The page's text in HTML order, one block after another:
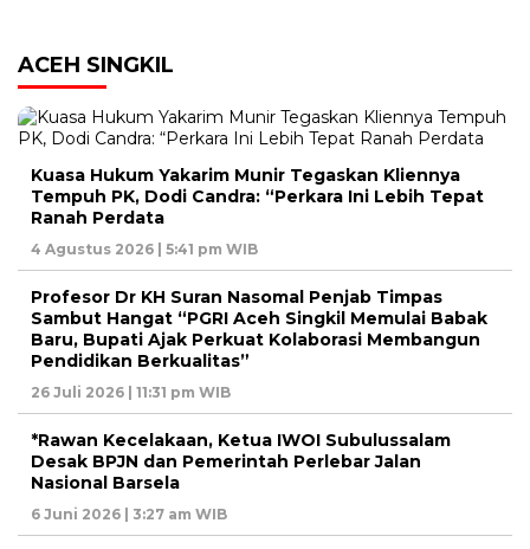
ACEH SINGKIL
Kuasa Hukum Yakarim Munir Tegaskan Kliennya
Tempuh PK, Dodi Candra: “Perkara Ini Lebih Tepat
Ranah Perdata
4 Agustus 2026 | 5:41 pm WIB
Profesor Dr KH Suran Nasomal Penjab Timpas
Sambut Hangat “PGRI Aceh Singkil Memulai Babak
Baru, Bupati Ajak Perkuat Kolaborasi Membangun
Pendidikan Berkualitas”
26 Juli 2026 | 11:31 pm WIB
*Rawan Kecelakaan, Ketua IWOI Subulussalam
Desak BPJN dan Pemerintah Perlebar Jalan
Nasional Barsela
6 Juni 2026 | 3:27 am WIB